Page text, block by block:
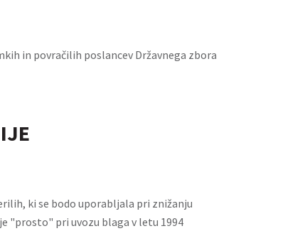
in povračilih poslancev Državnega zbora
ki se bodo uporabljala pri znižanju
"prosto" pri uvozu blaga v letu 1994